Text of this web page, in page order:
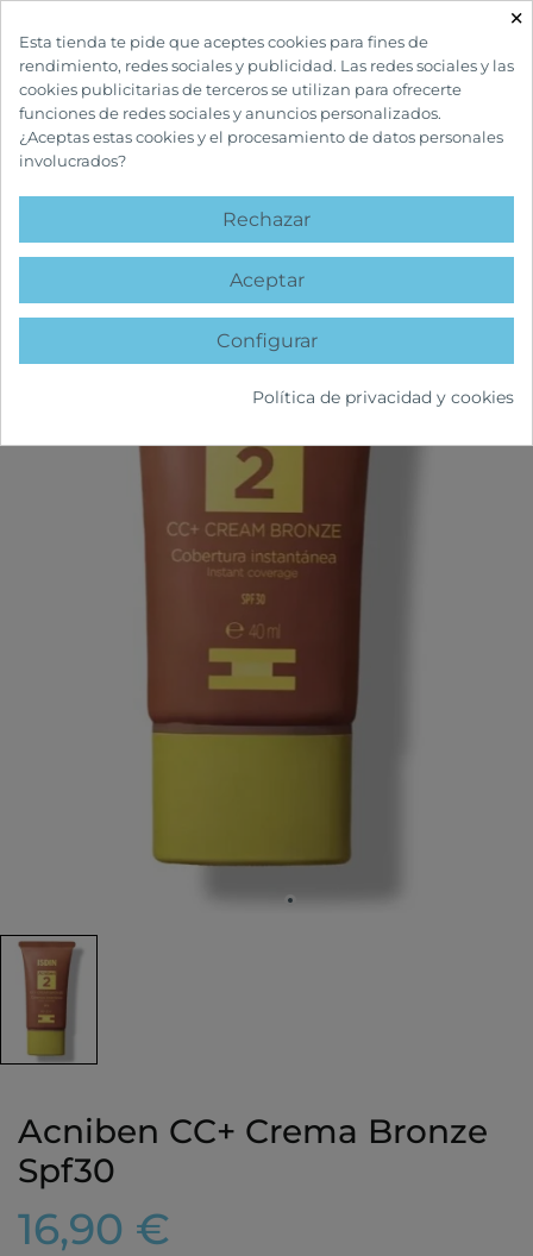
INICIO CUIDADOS FACIALES
favorite
Acniben CC+ Crema Bronze
Spf30
16,90 €
×
Esta tienda te pide que aceptes cookies para fines de
rendimiento, redes sociales y publicidad. Las redes sociales y las
cookies publicitarias de terceros se utilizan para ofrecerte
funciones de redes sociales y anuncios personalizados.
¿Aceptas estas cookies y el procesamiento de datos personales
involucrados?
Rechazar
Aceptar
Configurar
Política de privacidad y cookies